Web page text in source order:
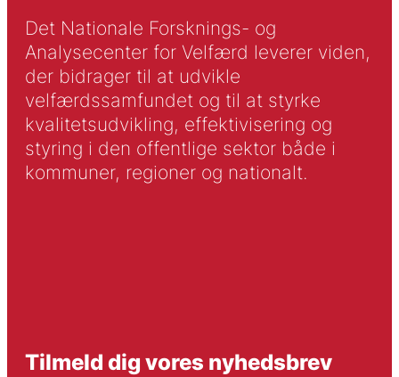
Det Nationale Forsknings- og
Analysecenter for Velfærd leverer viden,
der bidrager til at udvikle
velfærdssamfundet og til at styrke
kvalitetsudvikling, effektivisering og
styring i den offentlige sektor både i
kommuner, regioner og nationalt.
Tilmeld dig vores nyhedsbrev